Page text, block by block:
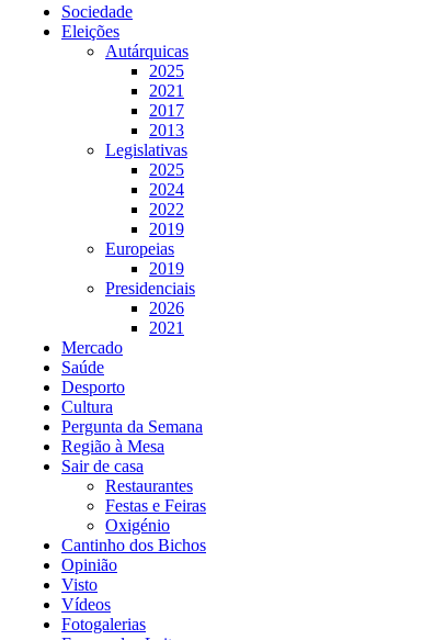
Sociedade
Eleições
Autárquicas
2025
2021
2017
2013
Legislativas
2025
2024
2022
2019
Europeias
2019
Presidenciais
2026
2021
Mercado
Saúde
Desporto
Cultura
Pergunta da Semana
Região à Mesa
Sair de casa
Restaurantes
Festas e Feiras
Oxigénio
Cantinho dos Bichos
Opinião
Visto
Vídeos
Fotogalerias